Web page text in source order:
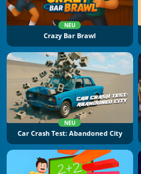
NEU
Crazy Bar Brawl
NEU
Car Crash Test: Abandoned City